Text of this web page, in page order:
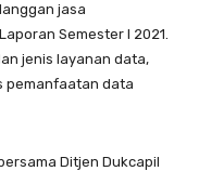
jasa
Semester I 2021.
jenis layanan data,
pemanfaatan data
Ditjen Dukcapil